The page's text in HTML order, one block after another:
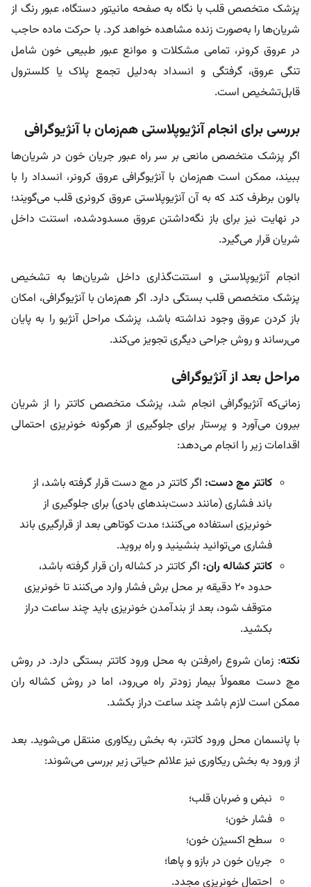
پزشک متخصص قلب با نگاه به صفحه مانیتور دستگاه، عبور رنگ از
شریان‌ها را به‌صورت زنده مشاهده خواهد کرد. با حرکت ماده حاجب
در عروق کرونر، تمامی مشکلات و موانع عبور طبیعی خون شامل
تنگی عروق، گرفتگی و انسداد به‌دلیل تجمع پلاک یا کلسترول
قابل‌تشخیص است.
بررسی برای انجام آنژیوپلاستی هم‌زمان با آنژیوگرافی
اگر پزشک متخصص مانعی بر سر راه عبور جریان خون در شریان‌ها
ببیند، ممکن است هم‌زمان با آنژیوگرافی عروق کرونر، انسداد را با
بالون برطرف کند که به آن آنژیوپلاستی عروق کرونری قلب می‌گویند؛
در نهایت نیز برای باز نگه‌داشتن عروق مسدودشده، استنت داخل
شریان قرار می‌گیرد.
انجام آنژیوپلاستی و استنت‌گذاری داخل شریان‌ها به تشخیص
پزشک متخصص قلب بستگی دارد. اگر هم‌زمان با آنژیوگرافی، ‌امکان
باز کردن عروق وجود نداشته باشد، پزشک مراحل آنژیو را به پایان
می‌رساند و روش جراحی دیگری تجویز می‌کند.
مراحل بعد از آنژیوگرافی
زمانی‌که آنژیوگرافی انجام شد، پزشک متخصص کاتتر را از شریان
بیرون می‌آورد و پرستار برای جلوگیری از هرگونه خونریزی احتمالی
اقدامات زیر را انجام می‌دهد:
کاتتر مچ دست: اگر کاتتر در مچ دست قرار گرفته باشد، از
باند فشاری (مانند دست‌بندهای بادی) برای جلوگیری از
خونریزی استفاده می‌کنند؛ مدت کوتاهی بعد از قرارگیری باند
فشاری می‌توانید بنشینید و راه بروید.
کاتتر کشاله ران: اگر کاتتر در کشاله ران قرار گرفته باشد،
حدود ۲۰ دقیقه بر محل برش فشار وارد می‌کنند تا خونریزی
متوقف شود، بعد از بندآمدن خونریزی باید چند ساعت دراز
بکشید.
نکته: زمان شروع راه‌رفتن به محل ورود کاتتر بستگی دارد. در روش
مچ دست معمولاً بیمار زودتر راه می‌رود، اما در روش کشاله ران
ممکن است لازم باشد چند ساعت دراز بکشد.
با پانسمان محل ورود کاتتر، به بخش ریکاوری منتقل می‌شوید. بعد
از ورود به بخش ریکاوری نیز علائم حیاتی زیر بررسی می‌شوند:
نبض و ضربان قلب؛
فشار خون؛
سطح اکسیژن خون؛
جریان خون در بازو و پاها؛
احتمال خونریزی مجدد.